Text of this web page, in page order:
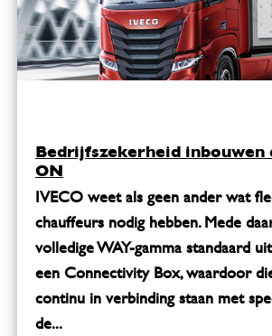
Bedrijfszekerheid inbouwen
ON
IVECO weet als geen ander wat
chauffeurs nodig hebben. Mede
volledige WAY-gamma standaard
een Connectivity Box, waardoor
continu in verbinding staan met
de...